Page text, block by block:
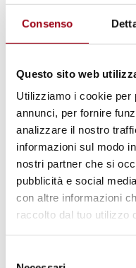
Consenso
Questo sito web
Utilizziamo i cookie per
annunci, per fornire
analizzare il nostro
informazioni sul modo
nostri partner che si
pubblicità e social
con altre informazioni
raccolto dal tuo utilizzo
Rete D.i.Re:
vogliamo” a
Conferenza
29.07.2020